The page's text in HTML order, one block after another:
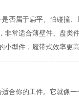
否属于扁平、怕碰撞
非常适合薄壁件、盘
型件，履带式效率更
合你的工件。它就像